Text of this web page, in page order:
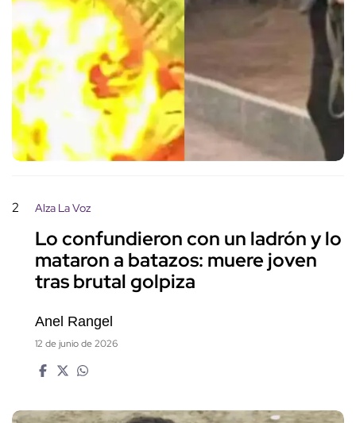
2 Alza La Voz
Lo confundieron con un ladrón y lo
mataron a batazos: muere joven
tras brutal golpiza
Anel Rangel
12 de junio de 2026